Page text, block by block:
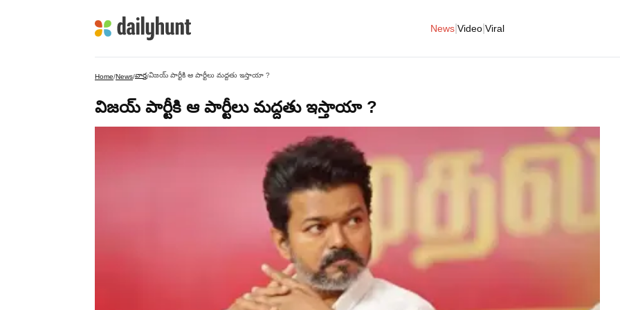
News Video Viral
Home/News/వార్త/విజయ్ పార్టీకి ఆ పార్టీలు మద్దతు ఇస్తాయా ?
విజయ్ పార్టీకి ఆ పార్టీలు మద్దతు ఇస్తాయా ?